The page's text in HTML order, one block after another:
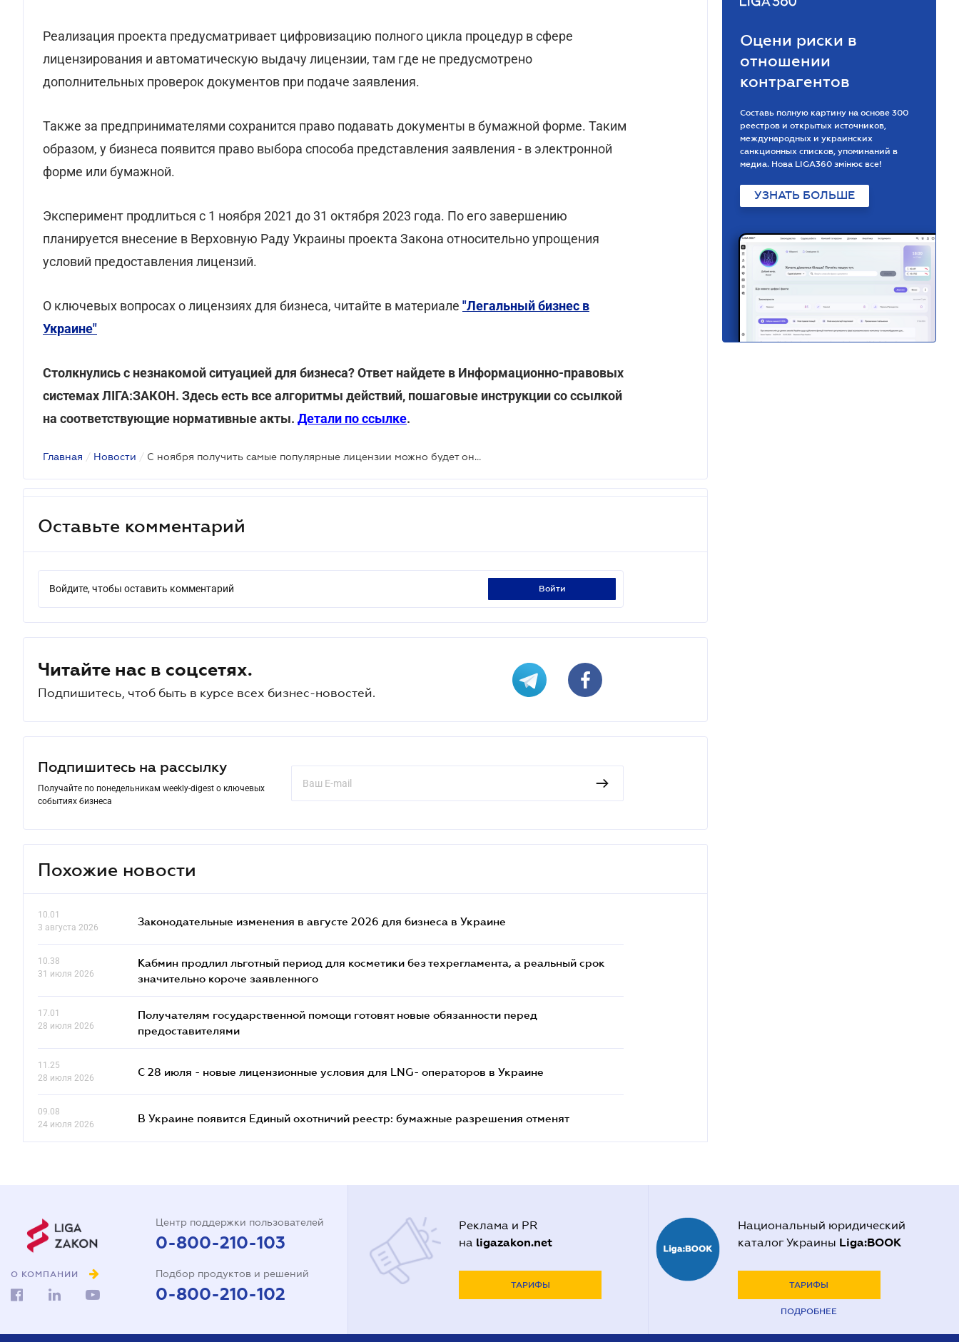
Реализация проекта предусматривает цифровизацию полного цикла процедур в сфере
лицензирования и автоматическую выдачу лицензии, там где не предусмотрено
дополнительных проверок документов при подаче заявления.
Также за предпринимателями сохранится право подавать документы в бумажной форме. Таким
образом, у бизнеса появится право выбора способа представления заявления - в электронной
форме или бумажной.
Эксперимент продлиться с 1 ноября 2021 до 31 октября 2023 года. По его завершению
планируется внесение в Верховную Раду Украины проекта Закона относительно упрощения
условий предоставления лицензий.
О ключевых вопросах о лицензиях для бизнеса, читайте в материале "Легальный бизнес в
Украине"
Столкнулись с незнакомой ситуацией для бизнеса? Ответ найдете в Информационно-правовых
системах ЛІГА:ЗАКОН. Здесь есть все алгоритмы действий, пошаговые инструкции со ссылкой
на соответствующие нормативные акты. Детали по ссылке.
Главная / Новости / С ноября получить самые популярные лицензии можно будет онлайн
Оставьте комментарий
Войдите, чтобы оставить комментарий войти
Читайте нас в соцсетях.
Подпишитесь, чтоб быть в курсе всех бизнес-новостей.
Подпишитесь на рассылку
Получайте по понедельникам weekly-digest о ключевых
событиях бизнеса
Похожие новости
10.01
3 августа 2026
Законодательные изменения в августе 2026 для бизнеса в Украине
10.38
31 июля 2026
Кабмин продлил льготный период для косметики без техрегламента, а реальный срок
значительно короче заявленного
17.01
28 июля 2026
Получателям государственной помощи готовят новые обязанности перед
предоставителями
11.25
28 июля 2026
С 28 июля - новые лицензионные условия для LNG- операторов в Украине
09.08
24 июля 2026
В Украине появится Единый охотничий реестр: бумажные разрешения отменят
Оцени риски в
отношении
контрагентов
Составь полную картину на основе 300
реестров и открытых источников,
международных и украинских
санкционных списков, упоминаний в
медиа. Нова LIGA360 змінює все!
УЗНАТЬ БОЛЬШЕ
О КОМПАНИИ
Центр поддержки пользователей
0-800-210-103
Подбор продуктов и решений
0-800-210-102
Реклама и PR
на ligazakon.net
ТАРИФЫ
Национальный юридический
каталог Украины Liga:BOOK
ТАРИФЫ
ПОДРОБНЕЕ